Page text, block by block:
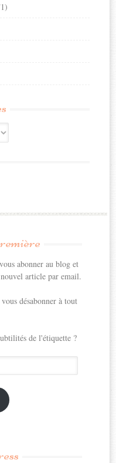
abonner au blog et
article par email.
désabonner à tout
de l'étiquette ?